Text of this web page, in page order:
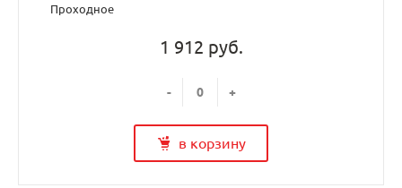
Проходное
1 912 руб.
- +
в корзину